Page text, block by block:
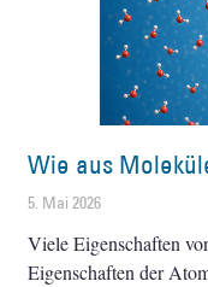
Wie aus
5. Mai 2026
Viele Eigenschaften
Eigenschaften der